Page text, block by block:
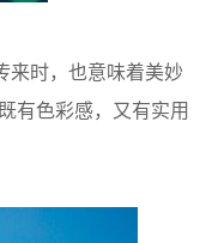
来时，也意味着美妙
有色彩感，又有实用